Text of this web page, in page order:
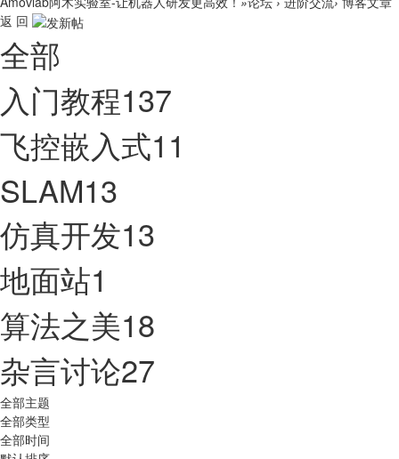
返 回
全部
入门教程137
飞控嵌入式11
SLAM13
仿真开发13
地面站1
算法之美18
杂言讨论27
全部主题
全部类型
全部时间